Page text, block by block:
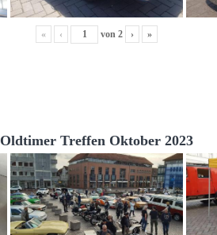
« ‹ von 2 › »
Oldtimer Treffen Oktober 2023